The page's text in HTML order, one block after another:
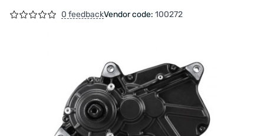
0 feedbackVendor code: 100272